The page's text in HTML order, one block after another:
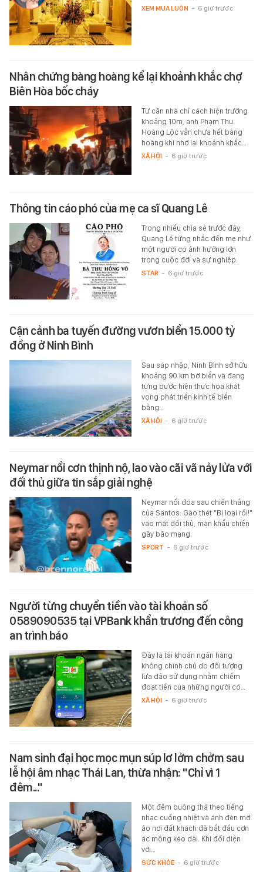
XEM MUA LUÔN - 6 giờ trước
Nhân chứng bàng hoàng kể lại khoảnh khắc chợ
Biên Hòa bốc cháy
Từ căn nhà chỉ cách hiện trường
khoảng 10m, anh Phạm Thu
Hoàng Lộc vẫn chưa hết bàng
hoàng khi nhớ lại khoảnh khắc…
XÃ HỘI - 6 giờ trước
Thông tin cáo phó của mẹ ca sĩ Quang Lê
Trong nhiều chia sẻ trước đây,
Quang Lê từng nhắc đến mẹ như
một người có ảnh hưởng lớn
trong cuộc đời và sự nghiệp.
STAR - 6 giờ trước
Cận cảnh ba tuyến đường vươn biển 15.000 tỷ
đồng ở Ninh Bình
Sau sáp nhập, Ninh Bình sở hữu
khoảng 90 km bờ biển và đang
từng bước hiện thực hóa khát
vọng phát triển kinh tế biển
bằng…
XÃ HỘI - 6 giờ trước
Neymar nổi cơn thịnh nộ, lao vào cãi vã nảy lửa với
đối thủ giữa tin sắp giải nghệ
Neymar nổi đóa sau chiến thắng
của Santos: Gào thét "Bị loại rồi!"
vào mặt đối thủ, màn khẩu chiến
gây bão mạng.
SPORT - 6 giờ trước
Người từng chuyển tiền vào tài khoản số
0589090535 tại VPBank khẩn trương đến công
an trình báo
Đây là tài khoản ngân hàng
không chính chủ do đối tượng
lừa đảo sử dụng nhằm chiếm
đoạt tiền của những người có…
XÃ HỘI - 6 giờ trước
Nam sinh đại học mọc mụn súp lơ lởm chởm sau
lễ hội âm nhạc Thái Lan, thừa nhận: "Chỉ vì 1
đêm..."
Một đêm buông thả theo tiếng
nhạc cuồng nhiệt và ánh đèn mờ
ảo nơi đất khách đã bắt đầu cơn
ác mộng kéo dài. Khi đối diện
với…
SỨC KHỎE - 6 giờ trước